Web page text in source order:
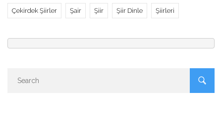
Çekirdek Şiirler Şair Şiir Şiir Dinle Şiirleri